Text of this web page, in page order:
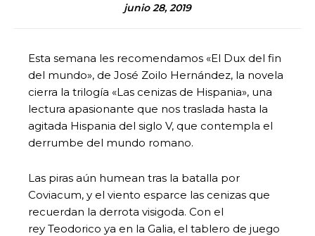
junio 28, 2019
Esta semana les recomendamos «El Dux del fin
del mundo», de José Zoilo Hernández, la novela
cierra la trilogía «Las cenizas de Hispania», una
lectura apasionante que nos traslada hasta la
agitada Hispania del siglo V, que contempla el
derrumbe del mundo romano.
Las piras aún humean tras la batalla por
Coviacum, y el viento esparce las cenizas que
recuerdan la derrota visigoda. Con el
rey Teodorico ya en la Galia, el tablero de juego